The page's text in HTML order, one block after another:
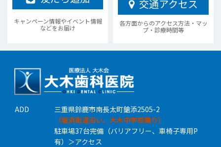
キャンペーン情報やイベント情報
などをお届け
交通アクセス
各方面からのアクセス方法・マッ
プ・診療時間等
ADD
三重県鈴鹿市南長太町鎗添2505-2
（塩浜街道沿い、大木中学校隣り）
駐車場37台完備（バリアフリー、車椅子専用P
有） ＞アクセス